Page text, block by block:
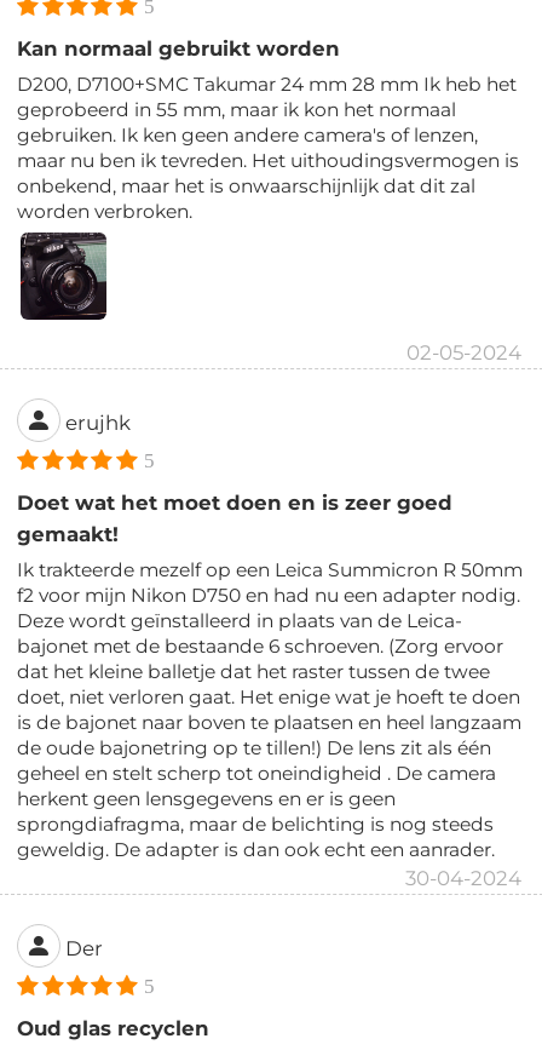
5
Kan normaal gebruikt worden
D200, D7100+SMC Takumar 24 mm 28 mm Ik heb het
geprobeerd in 55 mm, maar ik kon het normaal
gebruiken. Ik ken geen andere camera's of lenzen,
maar nu ben ik tevreden. Het uithoudingsvermogen is
onbekend, maar het is onwaarschijnlijk dat dit zal
worden verbroken.
02-05-2024
erujhk
5
Doet wat het moet doen en is zeer goed
gemaakt!
Ik trakteerde mezelf op een Leica Summicron R 50mm
f2 voor mijn Nikon D750 en had nu een adapter nodig.
Deze wordt geïnstalleerd in plaats van de Leica-
bajonet met de bestaande 6 schroeven. (Zorg ervoor
dat het kleine balletje dat het raster tussen de twee
doet, niet verloren gaat. Het enige wat je hoeft te doen
is de bajonet naar boven te plaatsen en heel langzaam
de oude bajonetring op te tillen!) De lens zit als één
geheel en stelt scherp tot oneindigheid . De camera
herkent geen lensgegevens en er is geen
sprongdiafragma, maar de belichting is nog steeds
geweldig. De adapter is dan ook echt een aanrader.
30-04-2024
Der
5
Oud glas recyclen